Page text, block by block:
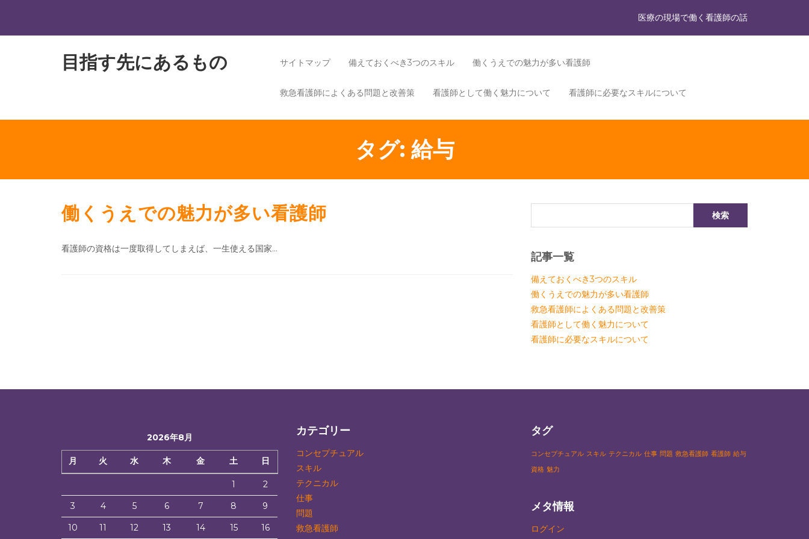
医療の現場で働く看護師の話
目指す先にあるもの サイトマップ 備えておくべき3つのスキル 働くうえでの魅力が多い看護師
救急看護師によくある問題と改善策 看護師として働く魅力について 看護師に必要なスキルについて
タグ: 給与
働くうえでの魅力が多い看護師
看護師の資格は一度取得してしまえば、一生使える国家…
記事一覧
備えておくべき3つのスキル
働くうえでの魅力が多い看護師
救急看護師によくある問題と改善策
看護師として働く魅力について
看護師に必要なスキルについて
2026年8月
月 火 水 木 金 土 日
1
2
3
4 5 6 7 8
9
10
11 12 13 14 15 16
カテゴリー
コンセプチュアル
スキル
テクニカル
仕事
問題
救急看護師
タグ
コンセプチュアル スキル テクニカル 仕事 問題 救急看護師 看護師 給与
資格 魅力
メタ情報
ログイン